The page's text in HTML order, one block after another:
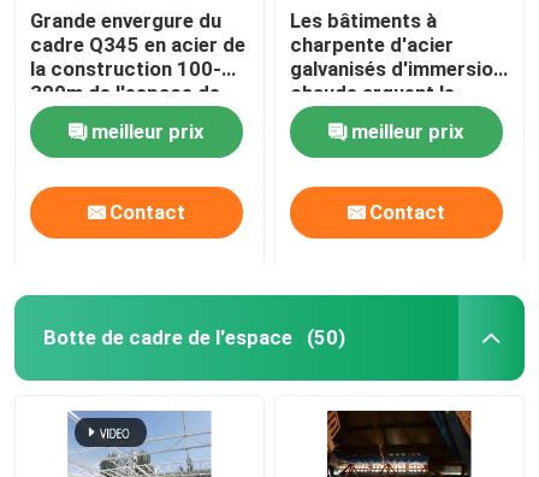
Grande envergure du
cadre Q345 en acier de
la construction 100-
300m de l'espace de
grille légère de cadre
meilleur prix
Contact
Les bâtiments à
charpente d'acier
galvanisés d'immersion
chaude arquent le
cadre structurel 300m
de l'espacemeilleur prix
Contact
Botte de cadre de l'espace (50)